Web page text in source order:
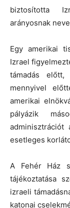
biztosította
arányosnak
Egy amerikai
Izrael
támadás
mennyivel
amerikai
pályázik
adminisztrációt
esetleges
A Fehér Ház
tájékoztatása
izraeli
katonai